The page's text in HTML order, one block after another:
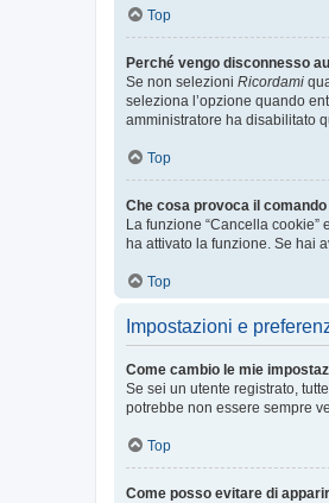
Top
Perché vengo disconnesso
Se non selezioni Ricordami
seleziona l’opzione quando
amministratore ha disabilitato
Top
Che cosa provoca il
La funzione “Cancella
ha attivato la funzione. Se hai
Top
Impostazioni e
Come cambio le mie
Se sei un utente registrato,
potrebbe non essere sempre
Top
Come posso evitare di